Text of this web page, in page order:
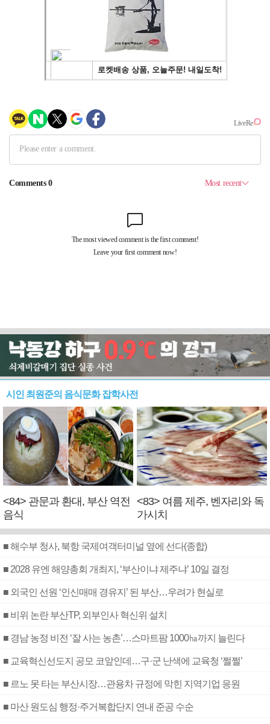
시인 최원준의 음식문화 잡학사전
<84> 관문과 환대, 부산 역전
음식
<83> 여름 제주, 벤자리와 독
가시치
■ 해수부 청사, 북항 국제여객터미널 옆에 선다(종합)
■ 2028 유엔 해양총회 개최지, ‘부산이냐 제주냐’ 10일 결정
■ 외국인 선원 ‘인신매매 경유지’ 된 부산…우려가 현실로
■ 비위 논란 부산TP, 외부인사 혁신위 설치
■ 경남 농정 비전 ‘잘 사는 농촌’…스마트팜 1000㏊까지 늘린다
■ 교육혁신선도지 공모 코앞인데…구·군 난색에 교육청 ‘쩔쩔’
■ 르노 못 타는 부산시장…관용차 규정에 막힌 지역기업 응원
■ 마산 원도심 행정·주거복합단지 연내 준공 수순